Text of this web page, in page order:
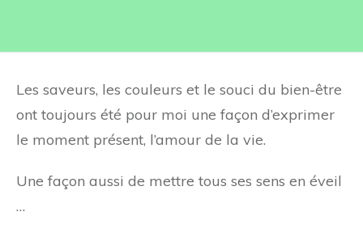
Les saveurs, les couleurs et le souci du bien-être
ont toujours été pour moi une façon d’exprimer
le moment présent, l’amour de la vie.
Une façon aussi de mettre tous ses sens en éveil
…